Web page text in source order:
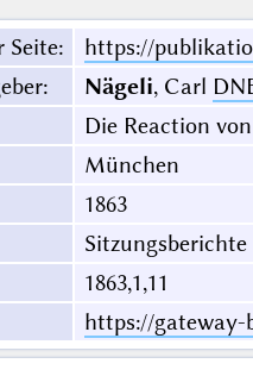
Seite:
https://
: Nägeli, Carl
Die Reaction
München
1863
Sitzungsberichte
1863,1,11
https://gateway-